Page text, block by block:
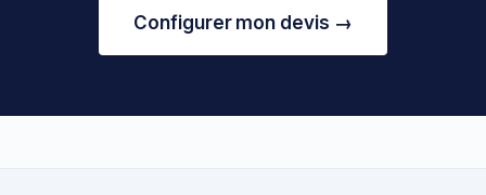
Configurer mon devis →